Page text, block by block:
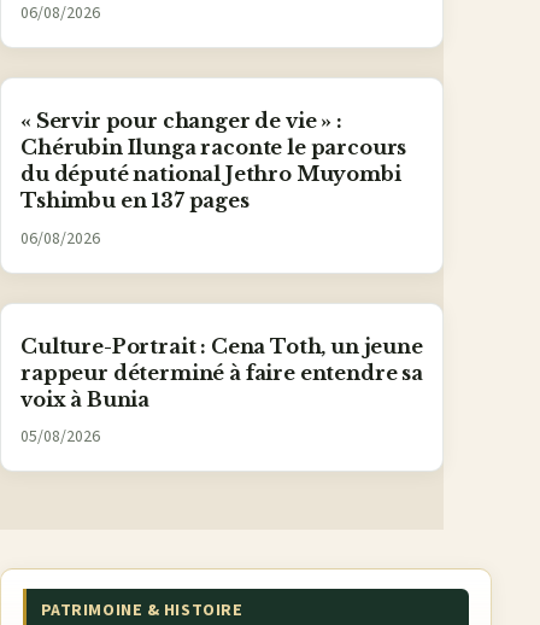
06/08/2026
« Servir pour changer de vie » :
Chérubin Ilunga raconte le parcours
du député national Jethro Muyombi
Tshimbu en 137 pages
06/08/2026
Culture-Portrait : Cena Toth, un jeune
rappeur déterminé à faire entendre sa
voix à Bunia
05/08/2026
PATRIMOINE & HISTOIRE